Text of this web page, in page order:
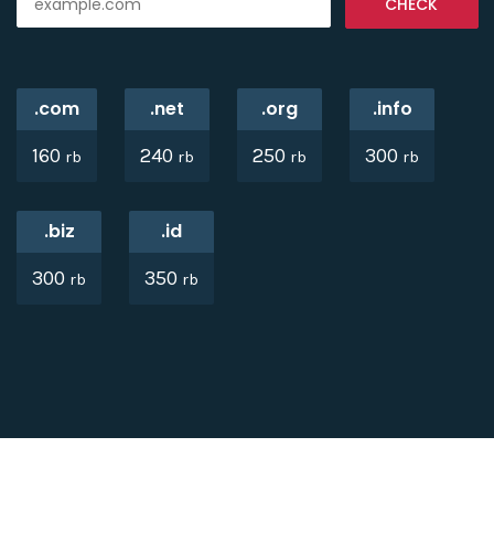
.com
160 rb
.net
240 rb
.org
250 rb
.info
300 rb
.biz
300 rb
.id
350 rb